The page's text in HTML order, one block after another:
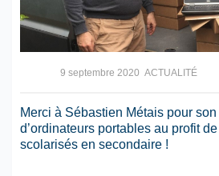
9 septembre 2020 ACTUALITÉ
Merci à Sébastien Métais pour
d’ordinateurs portables au profit
scolarisés en secondaire !